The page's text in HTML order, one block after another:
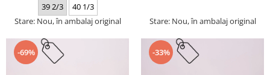
39 2/3
40 1/3
Stare: Nou, în ambalaj original
Stare: Nou, în ambalaj original
-69% -33%